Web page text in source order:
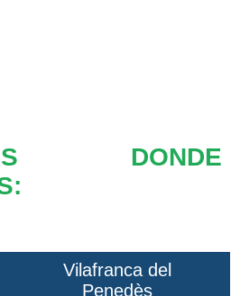
DONDE
Vilafranca del
Penedès